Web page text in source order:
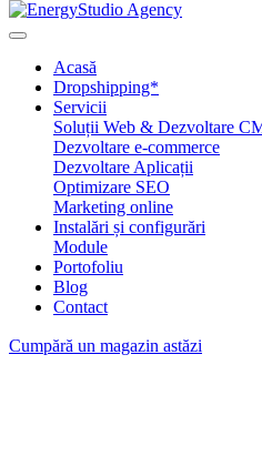
Acasă
Dropshipping*
Servicii
Soluții Web & Dezvoltare
Dezvoltare e-commerce
Dezvoltare Aplicații
Optimizare SEO
Marketing online
Instalări și configurări
Module
Portofoliu
Blog
Contact
Cumpără un magazin astăzi